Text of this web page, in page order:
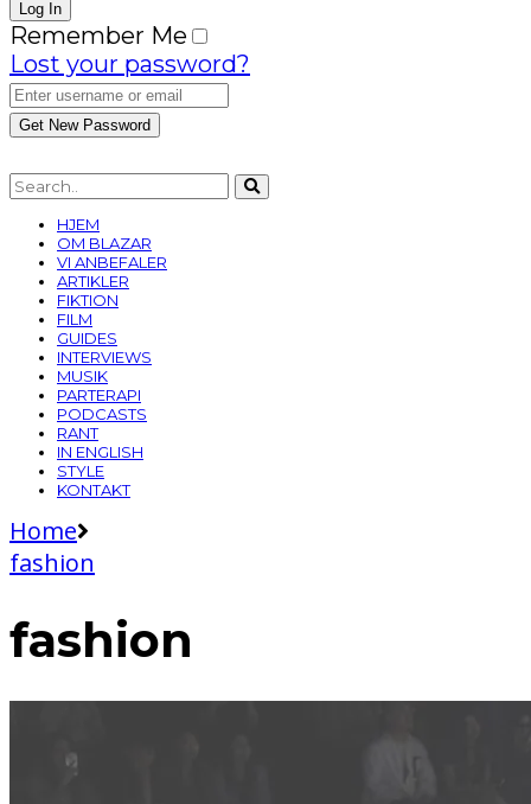
Remember Me
Lost your password?
HJEM
OM BLAZAR
VI ANBEFALER
ARTIKLER
FIKTION
FILM
GUIDES
INTERVIEWS
MUSIK
PARTERAPI
PODCASTS
RANT
IN ENGLISH
STYLE
KONTAKT
Home
fashion
fashion